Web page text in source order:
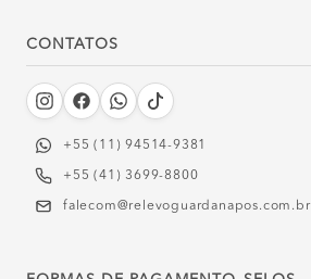
CONTATOS
+55 (11) 94514-9381‬
+55 (41) 3699-8800
falecom@relevoguardanapos.com.br